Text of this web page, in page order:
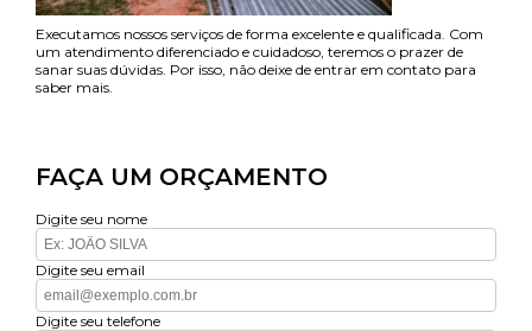
Executamos nossos serviços de forma excelente e qualificada. Com
um atendimento diferenciado e cuidadoso, teremos o prazer de
sanar suas dúvidas. Por isso, não deixe de entrar em contato para
saber mais.
FAÇA UM ORÇAMENTO
Digite seu nome
Digite seu email
Digite seu telefone